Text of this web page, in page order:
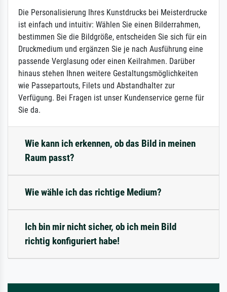
Die Personalisierung Ihres Kunstdrucks bei Meisterdrucke
ist einfach und intuitiv: Wählen Sie einen Bilderrahmen,
bestimmen Sie die Bildgröße, entscheiden Sie sich für ein
Druckmedium und ergänzen Sie je nach Ausführung eine
passende Verglasung oder einen Keilrahmen. Darüber
hinaus stehen Ihnen weitere Gestaltungsmöglichkeiten
wie Passepartouts, Filets und Abstandhalter zur
Verfügung. Bei Fragen ist unser Kundenservice gerne für
Sie da.
Wie kann ich erkennen, ob das Bild in meinen
Raum passt?
Wie wähle ich das richtige Medium?
Ich bin mir nicht sicher, ob ich mein Bild
richtig konfiguriert habe!